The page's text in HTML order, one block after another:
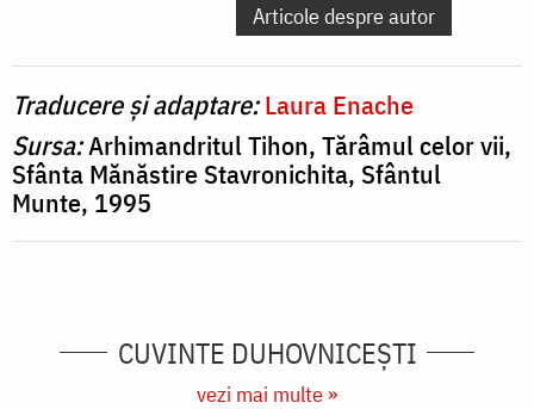
Articole despre autor
Traducere și adaptare:Laura Enache
Sursa:Arhimandritul Tihon, Tărâmul celor vii,
Sfânta Mănăstire Stavronichita, Sfântul
Munte, 1995
CUVINTE DUHOVNICEȘTI
vezi mai multe »